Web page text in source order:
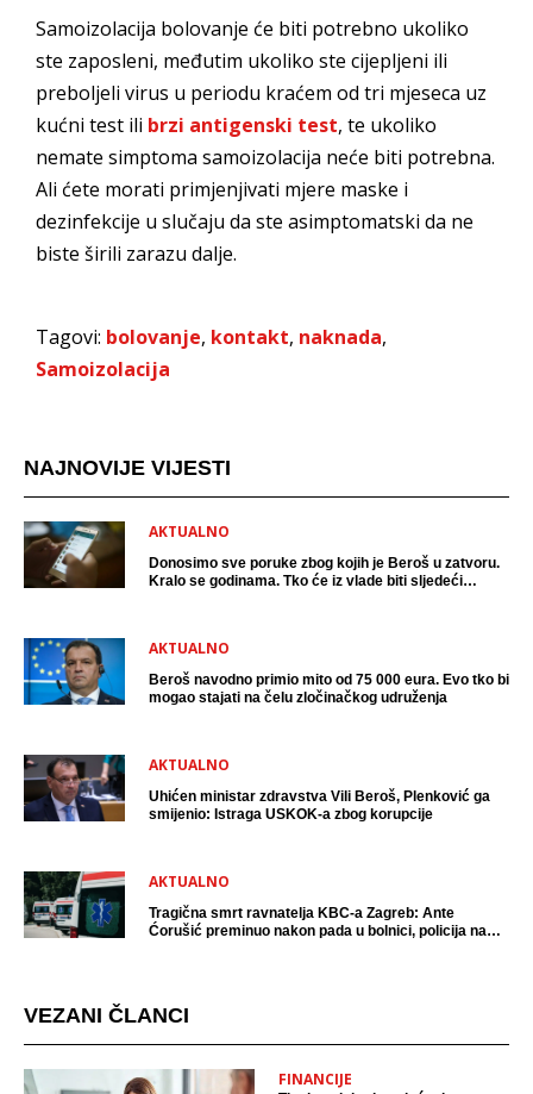
Samoizolacija bolovanje će biti potrebno ukoliko
ste zaposleni, međutim ukoliko ste cijepljeni ili
preboljeli virus u periodu kraćem od tri mjeseca uz
kućni test ili brzi antigenski test, te ukoliko
nemate simptoma samoizolacija neće biti potrebna.
Ali ćete morati primjenjivati mjere maske i
dezinfekcije u slučaju da ste asimptomatski da ne
biste širili zarazu dalje.
Tagovi: bolovanje, kontakt, naknada,
Samoizolacija
NAJNOVIJE VIJESTI
AKTUALNO
Donosimo sve poruke zbog kojih je Beroš u zatvoru.
Kralo se godinama. Tko će iz vlade biti sljedeći
AKTUALNO
Beroš navodno primio mito od 75 000 eura. Evo tko bi
mogao stajati na čelu zločinačkog udruženja
AKTUALNO
Uhićen ministar zdravstva Vili Beroš, Plenković ga
smijenio: Istraga USKOK-a zbog korupcije
AKTUALNO
Tragična smrt ravnatelja KBC-a Zagreb: Ante
Ćorušić preminuo nakon pada u bolnici, policija na
VEZANI ČLANCI
FINANCIJE